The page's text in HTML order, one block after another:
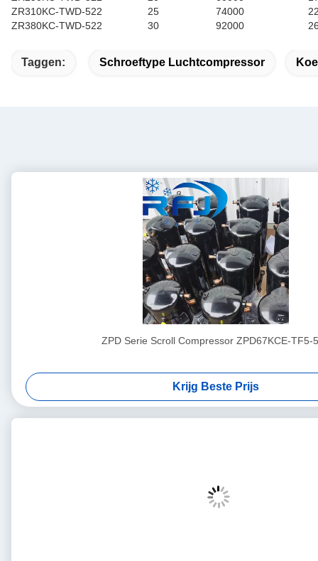
ZR310KC-TWD-522
25 74000
ZR380KC-TWD-522
30 92000
Taggen: Schroeftype Luchtcompressor
ZPD Serie Scroll Compressor ZPD67KCE-TF5-
Krijg Beste Prijs